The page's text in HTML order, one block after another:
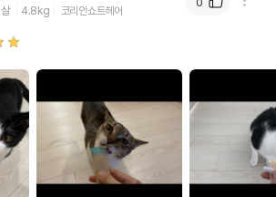
4.8kg 코리안쇼트헤어